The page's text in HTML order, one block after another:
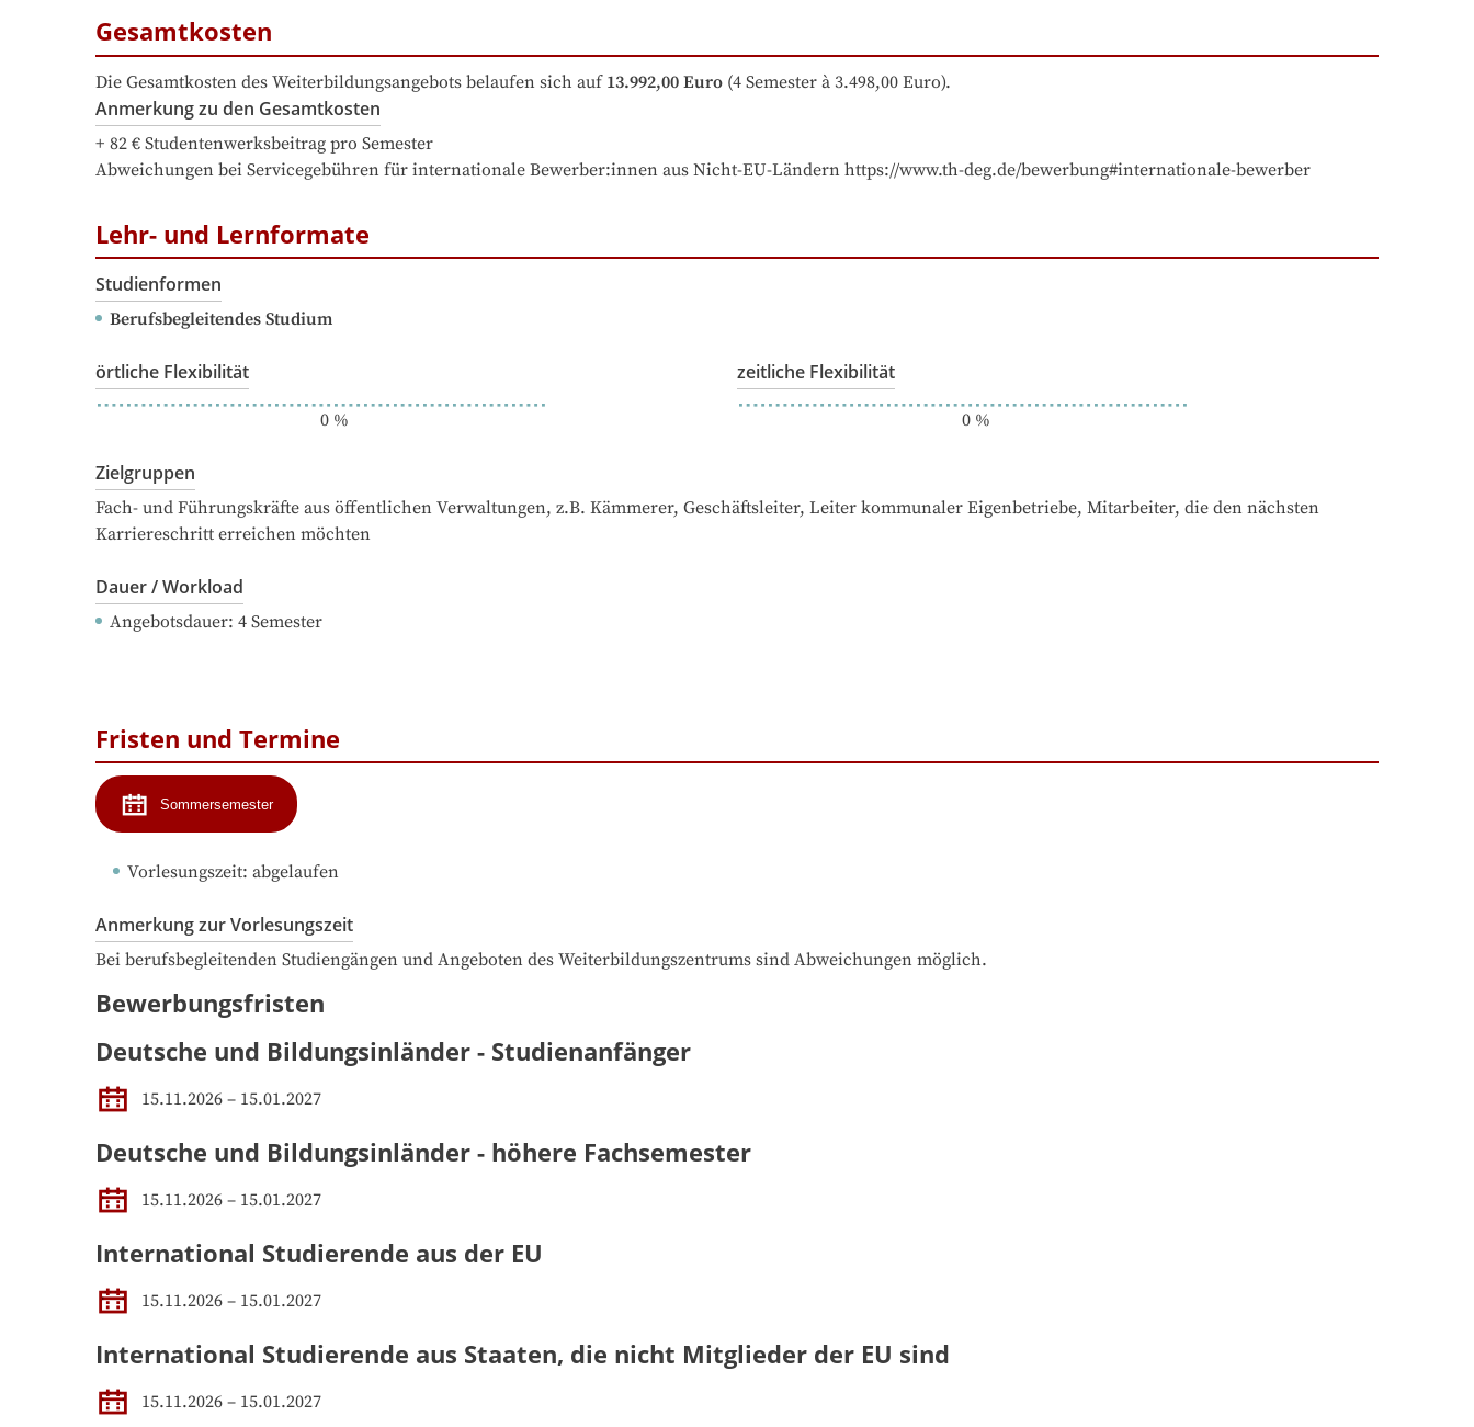
Gesamtkosten
Die Gesamtkosten des Weiterbildungsangebots belaufen sich auf 13.992,00 Euro (4 Semester à 3.498,00 Euro).
Anmerkung zu den Gesamtkosten
+ 82 € Studentenwerksbeitrag pro Semester
Abweichungen bei Servicegebühren für internationale Bewerber:innen aus Nicht-EU-Ländern https://www.th-deg.de/bewerbung#internationale-bewerber
Lehr- und Lernformate
Studienformen
Berufsbegleitendes Studium
örtliche Flexibilität
0%
zeitliche Flexibilität
0%
Zielgruppen
Fach- und Führungskräfte aus öffentlichen Verwaltungen, z.B. Kämmerer, Geschäftsleiter, Leiter kommunaler Eigenbetriebe, Mitarbeiter, die den nächsten
Karriereschritt erreichen möchten
Dauer / Workload
Angebotsdauer: 4 Semester
Fristen und Termine
Sommersemester
Vorlesungszeit: abgelaufen
Anmerkung zur Vorlesungszeit
Bei berufsbegleitenden Studiengängen und Angeboten des Weiterbildungszentrums sind Abweichungen möglich.
Bewerbungsfristen
Deutsche und Bildungsinländer - Studienanfänger
15.11.2026 – 15.01.2027
Deutsche und Bildungsinländer - höhere Fachsemester
15.11.2026 – 15.01.2027
International Studierende aus der EU
15.11.2026 – 15.01.2027
International Studierende aus Staaten, die nicht Mitglieder der EU sind
15.11.2026 – 15.01.2027